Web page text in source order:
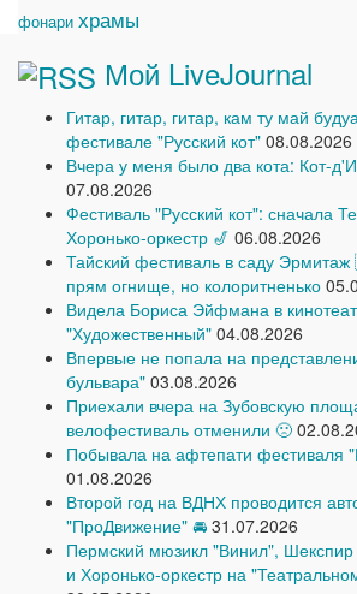
фонари храмы
Мой LiveJournal
Гитар, гитар, гитар, кам ту май
фестивале "Русский кот" 08.08.2026
Вчера у меня было два кота: Кот-
07.08.2026
Фестиваль "Русский кот": сначала
Хоронько-оркестр 🎷 06.08.2026
Тайский фестиваль в саду
прям огнище, но колоритненько
Видела Бориса Эйфмана в
"Художественный" 04.08.2026
Впервые не попала на
бульвара" 03.08.2026
Приехали вчера на Зубовскую
велофестиваль отменили 🙁
Побывала на афтепати фестиваля
01.08.2026
Второй год на ВДНХ проводится
"ПроДвижение" 🚘 31.07.2026
Пермский мюзикл "Винил", Шекспир
и Хоронько-оркестр на